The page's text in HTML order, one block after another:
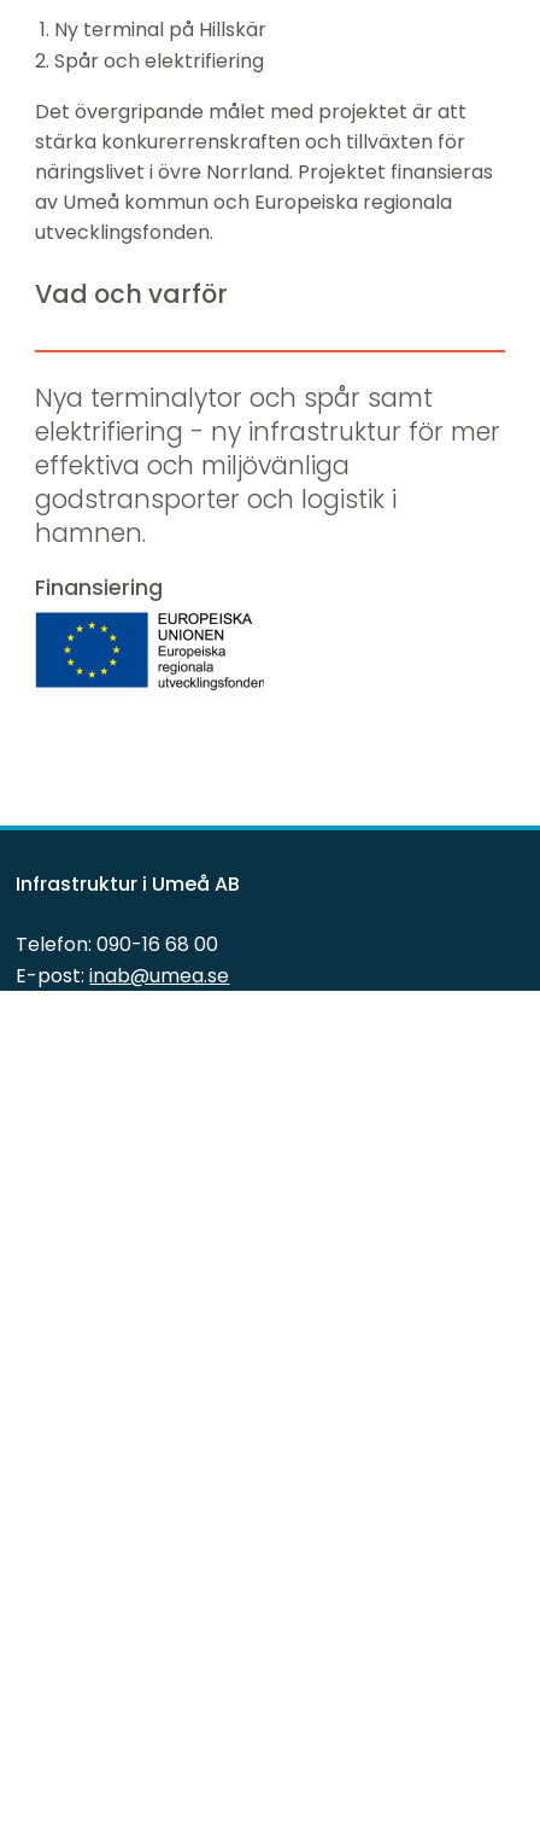
Ny terminal på Hillskär
Spår och elektrifiering
Det övergripande målet med projektet är att
stärka konkurerrenskraften och tillväxten för
näringslivet i övre Norrland. Projektet finansieras
av Umeå kommun och Europeiska regionala
utvecklingsfonden.
Vad och varför
Nya terminalytor och spår samt
elektrifiering - ny infrastruktur för mer
effektiva och miljövänliga
godstransporter och logistik i
hamnen.
Finansiering
Infrastruktur i Umeå AB
Telefon: 090-16 68 00
E-post: inab@umea.se